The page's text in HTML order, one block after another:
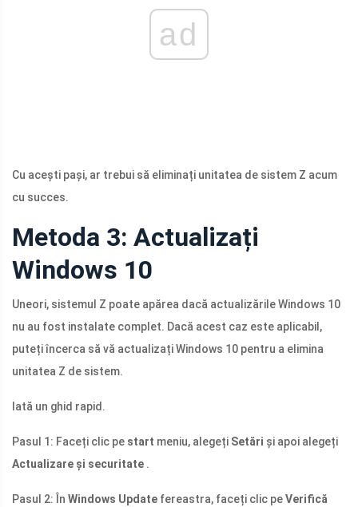
ad
Cu acești pași, ar trebui să eliminați unitatea de sistem Z acum
cu succes.
Metoda 3: Actualizați
Windows 10
Uneori, sistemul Z poate apărea dacă actualizările Windows 10
nu au fost instalate complet. Dacă acest caz este aplicabil,
puteți încerca să vă actualizați Windows 10 pentru a elimina
unitatea Z de sistem.
Iată un ghid rapid.
Pasul 1: Faceți clic pe start meniu, alegeți Setări și apoi alegeți
Actualizare și securitate .
Pasul 2: În Windows Update fereastra, faceți clic peVerifică